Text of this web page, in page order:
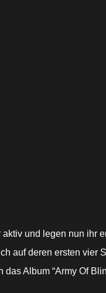
und legen nun ihr
auf deren ersten vier
das Album “Army Of